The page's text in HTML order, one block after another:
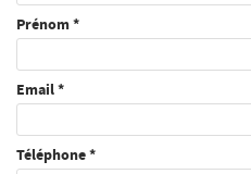
contact
Prénom *
Email *
Téléphone *